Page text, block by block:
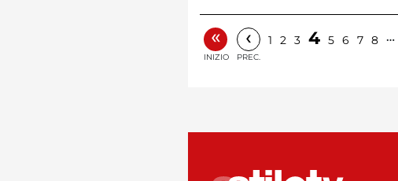
«
INIZIO
‹
PREC.
1 2 3 4 5 6 7 8 …